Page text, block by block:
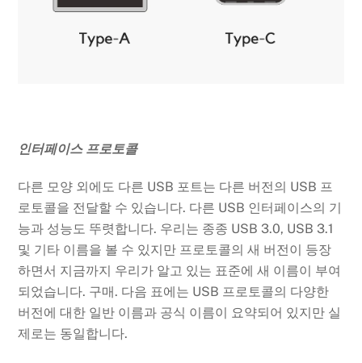
인터페이스 프로토콜
다른 모양 외에도 다른 USB 포트는 다른 버전의 USB 프
로토콜을 전달할 수 있습니다. 다른 USB 인터페이스의 기
능과 성능도 뚜렷합니다. 우리는 종종 USB 3.0, USB 3.1
및 기타 이름을 볼 수 있지만 프로토콜의 새 버전이 등장
하면서 지금까지 우리가 알고 있는 표준에 새 이름이 부여
되었습니다. 구매. 다음 표에는 USB 프로토콜의 다양한
버전에 대한 일반 이름과 공식 이름이 요약되어 있지만 실
제로는 동일합니다.